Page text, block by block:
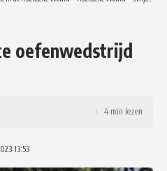
oefenwedstrijd
13:53
4 min lezen